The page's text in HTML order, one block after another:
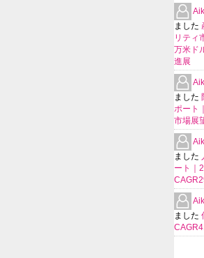
ました
リティ
万米ド
進展
ました
ポート
市場展
ました
ート｜
ました